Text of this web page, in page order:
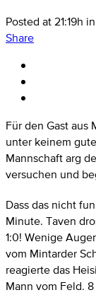
Posted at 21:19h in
Share
Für den Gast aus
unter keinem
Mannschaft arg
versuchen und
Dass das nicht
Minute. Taven
1:0! Wenige
vom Mintarder
reagierte das
Mann vom Feld.